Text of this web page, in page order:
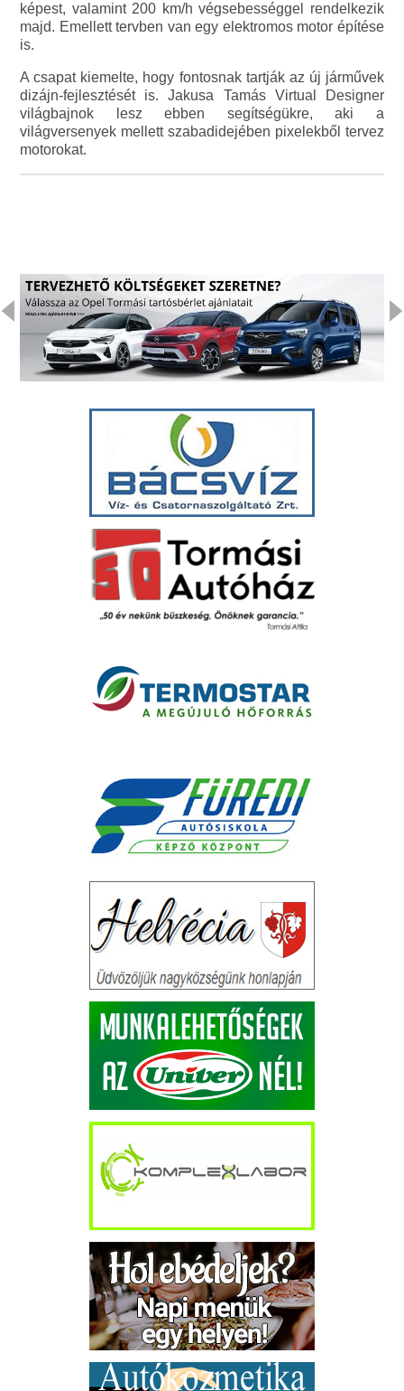
képest, valamint 200 km/h végsebességgel rendelkezik
majd. Emellett tervben van egy elektromos motor építése
is.
A csapat kiemelte, hogy fontosnak tartják az új járművek
dizájn-fejlesztését is. Jakusa Tamás Virtual Designer
világbajnok lesz ebben segítségükre, aki a
világversenyek mellett szabadidejében pixelekből tervez
motorokat.